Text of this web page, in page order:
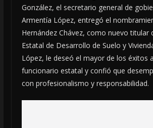
González, el secretario general de
Armentía López, entregó el
Hernández Chávez, como nuevo titular
Estatal de Desarrollo de Suelo y
López, le deseó el mayor de los éxitos
funcionario estatal y confió que
con profesionalismo y responsabilidad.